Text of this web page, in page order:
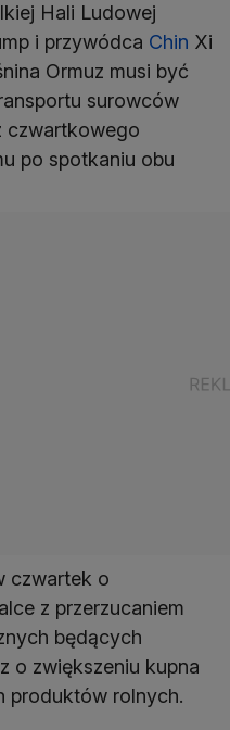
Hali Ludowej
i przywódca Chin Xi
Ormuz musi być
surowców
czwartkowego
po spotkaniu obu
czwartek o
z przerzucaniem
będących
o zwiększeniu kupna
produktów rolnych.